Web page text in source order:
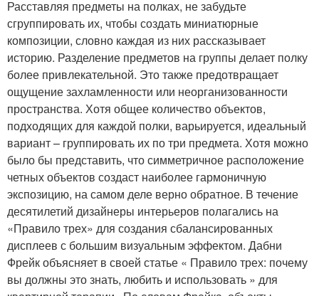
Расставляя предметы на полках, не забудьте
сгруппировать их, чтобы создать миниатюрные
композиции, словно каждая из них рассказывает
историю. Разделение предметов на группы делает полку
более привлекательной. Это также предотвращает
ощущение захламленности или неорганизованности
пространства. Хотя общее количество объектов,
подходящих для каждой полки, варьируется, идеальный
вариант – группировать их по три предмета. Хотя можно
было бы представить, что симметричное расположение
четных объектов создаст наиболее гармоничную
экспозицию, на самом деле верно обратное. В течение
десятилетий дизайнеры интерьеров полагались на
«Правило трех» для создания сбалансированных
дисплеев с большим визуальным эффектом. Дабни
Фрейк объясняет в своей статье « Правило трех: почему
вы должны это знать, любить и использовать » для